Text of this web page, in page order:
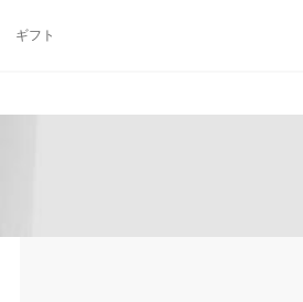
ギフト